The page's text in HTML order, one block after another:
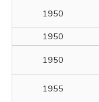
1950
1950
1950
1955